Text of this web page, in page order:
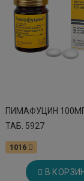
ПИМАФУЦИН
ТАБ. 5927
1016
В